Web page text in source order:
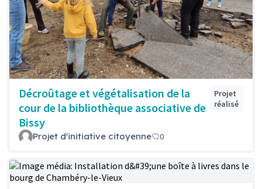
Décroûtage et végétalisation de la
cour de la bibliothèque associative de
Bissy
Projet
réalisé
Projet d'initiative citoyenne 0